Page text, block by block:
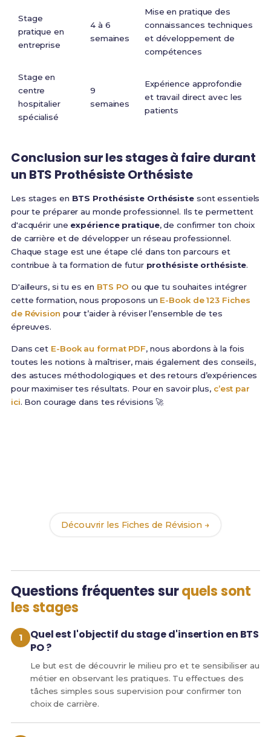
Stage
pratique en
entreprise
4 à 6
semaines
Mise en pratique des
connaissances techniques
et développement de
compétences
Stage en
centre
hospitalier
spécialisé
9
semaines
Expérience approfondie
et travail direct avec les
patients
Conclusion sur les stages à faire durant
un BTS Prothésiste Orthésiste
Les stages en BTS Prothésiste Orthésistesont essentiels
pour te préparer au monde professionnel. Ils te permettent
d'acquérir une expérience pratique, de confirmer ton choix
de carrière et de développer un réseau professionnel.
Chaque stage est une étape clé dans ton parcours et
contribue à ta formation de futur prothésiste orthésiste.
D'ailleurs, si tu es en BTS PO ou que tu souhaites intégrer
cette formation, nous proposons un E-Book de 123 Fiches
de Révision pour t’aider à réviser l’ensemble de tes
épreuves.
Dans cet E-Book au format PDF, nous abordons à la fois
toutes les notions à maîtriser, mais également des conseils,
des astuces méthodologiques et des retours d’expériences
pour maximiser tes résultats. Pour en savoir plus, c’est par
ici. Bon courage dans tes révisions 🚀
Découvrir les Fiches de Révision →
Questions fréquentes surquels sont
les stages
Quel est l'objectif du stage d'insertion en BTS
PO ?
Le but est de découvrir le milieu pro et te sensibiliser au
métier en observant les pratiques. Tu effectues des
tâches simples sous supervision pour confirmer ton
choix de carrière.